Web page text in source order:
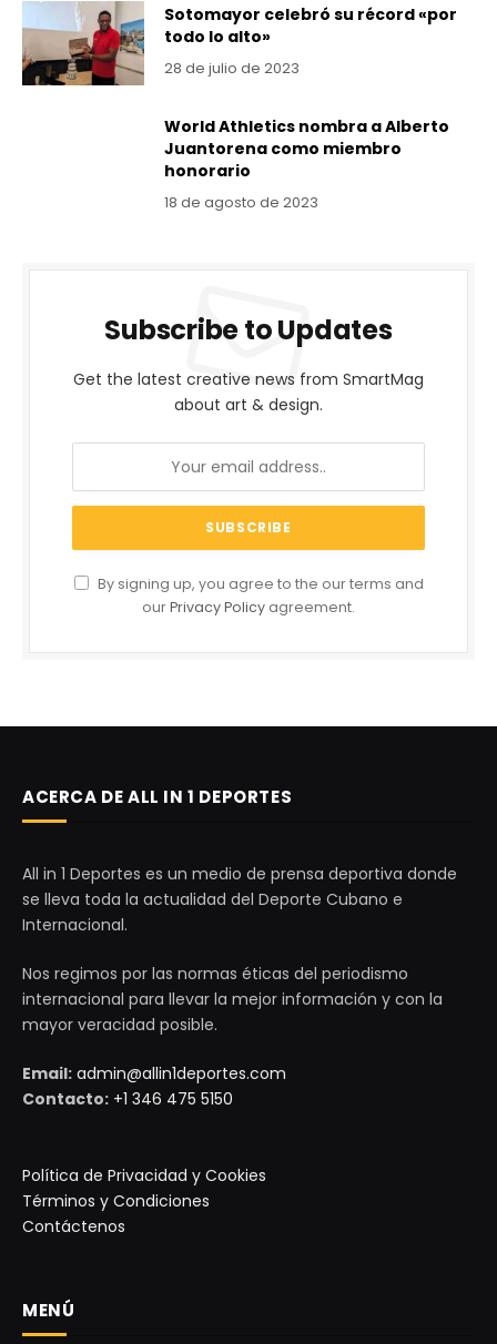
Sotomayor celebró su récord «por
todo lo alto»
28 de julio de 2023
World Athletics nombra a Alberto
Juantorena como miembro
honorario
18 de agosto de 2023
Subscribe to Updates
Get the latest creative news from SmartMag
about art & design.
By signing up, you agree to the our terms and
ourPrivacy Policy agreement.
ACERCA DE ALL IN 1 DEPORTES
All in 1 Deportes es un medio de prensa deportiva donde
se lleva toda la actualidad del Deporte Cubano e
Internacional.
Nos regimos por las normas éticas del periodismo
internacional para llevar la mejor información y con la
mayor veracidad posible.
Email: admin@allin1deportes.com
Contacto: +1 346 475 5150
Política de Privacidad y Cookies
Términos y Condiciones
Contáctenos
MENÚ